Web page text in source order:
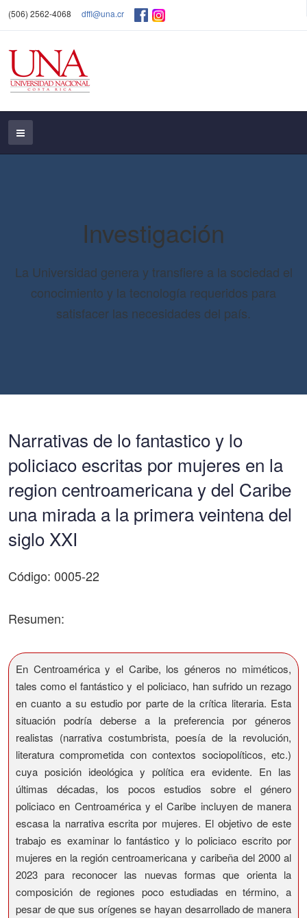
(506) 2562-4068 dffl@una.cr
Investigación
La Universidad genera y transfiere a la sociedad el
conocimiento y la tecnología requeridos para
satisfacer las necesidades del país.
Narrativas de lo fantastico y lo
policiaco escritas por mujeres en la
region centroamericana y del Caribe
una mirada a la primera veintena del
siglo XXI
Código: 0005-22
Resumen:
En Centroamérica y el Caribe, los géneros no miméticos,
tales como el fantástico y el policiaco, han sufrido un rezago
en cuanto a su estudio por parte de la crítica literaria. Esta
situación podría deberse a la preferencia por géneros
realistas (narrativa costumbrista, poesía de la revolución,
literatura comprometida con contextos sociopolíticos, etc.)
cuya posición ideológica y política era evidente. En las
últimas décadas, los pocos estudios sobre el género
policiaco en Centroamérica y el Caribe incluyen de manera
escasa la narrativa escrita por mujeres. El objetivo de este
trabajo es examinar lo fantástico y lo policiaco escrito por
mujeres en la región centroamericana y caribeña del 2000 al
2023 para reconocer las nuevas formas que orienta la
composición de regiones poco estudiadas en término, a
pesar de que sus orígenes se hayan desarrollado de manera